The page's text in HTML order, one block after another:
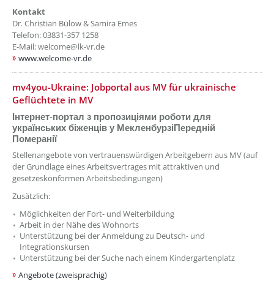
Kontakt
Dr. Christian Bülow & Samira Emes
Telefon: 03831-357 1258
E-Mail: welcome@lk-vr.de
www.welcome-vr.de
??? absaetzeOben[8]/titel ???
mv4you-Ukraine: Jobportal aus MV für ukrainische
Geflüchtete in MV
Інтернет-портал з пропозиціями роботи для
українських біженців у МекленбурзіПередній
Померанії
Stellenangebote von vertrauenswürdigen Arbeitgebern aus MV (auf
der Grundlage eines Arbeitsvertrages mit attraktiven und
gesetzeskonformen Arbeitsbedingungen)
Zusätzlich:
Möglichkeiten der Fort- und Weiterbildung
Arbeit in der Nähe des Wohnorts
Unterstützung bei der Anmeldung zu Deutsch- und
Integrationskursen
Unterstützung bei der Suche nach einem Kindergartenplatz
Angebote (zweisprachig)